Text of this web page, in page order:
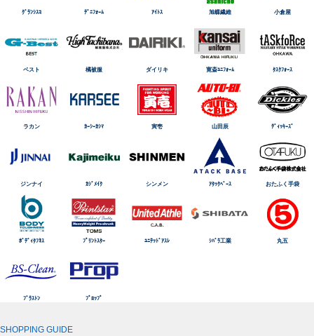
ｸﾞﾗﾝｼｽｺ ﾃﾞﾆﾌｫｰﾑ ｱｲﾄｽ 旭蝶繊維 小倉屋
ベスト 橘被服 ダイリキ 寛斎ﾕﾆﾌｫｰﾑ ﾀｽｸﾌｫｰｽ
ラカン ｶｰｼｰｶｼﾏ 寅壱 山田辰 ﾃﾞｨｯｷｰｽﾞ
ジンナイ ｶｼﾞﾒｲｸ シンメン ｱﾀｯｸﾍﾞｰｽ おたふく手袋
ﾎﾞﾃﾞｨﾀﾌﾈｽ ﾌﾟﾘﾝﾄｽﾀｰ ﾕﾆﾃｯﾄﾞｱｽﾚ ｼﾊﾞﾗ工業 丸五
ﾌﾞﾗｽﾄﾝ ﾌﾟﾛｯﾌﾟ
SHOPPING GUIDE